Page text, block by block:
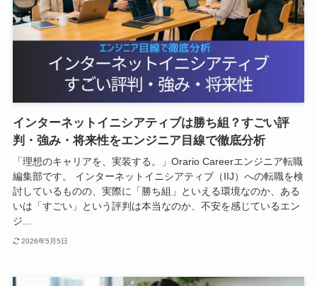
インターネットイニシアティブは勝ち組？すごい評
判・強み・将来性をエンジニア目線で徹底分析
「理想のキャリアを、実装する。」Orario Careerエンジニア転職
編集部です。 インターネットイニシアティブ（IIJ）への転職を検
討しているものの、実際に「勝ち組」といえる環境なのか、ある
いは「すごい」という評判は本当なのか、不安を感じているエン
ジ...
2026年5月5日